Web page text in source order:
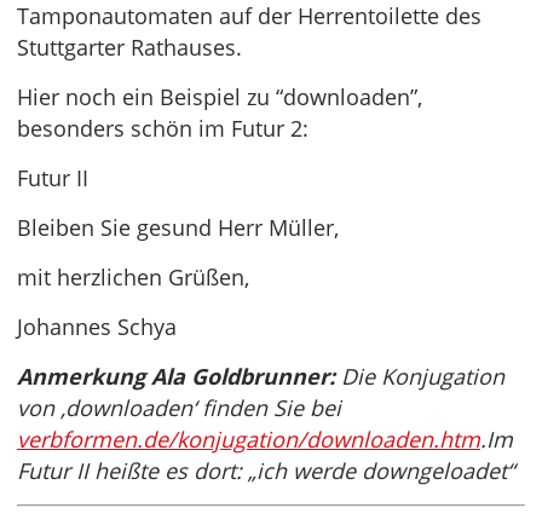
Tamponautomaten auf der Herrentoilette des
Stuttgarter Rathauses.
Hier noch ein Beispiel zu “downloaden”,
besonders schön im Futur 2:
Futur II
Bleiben Sie gesund Herr Müller,
mit herzlichen Grüßen,
Johannes Schya
Anmerkung Ala Goldbrunner:Die Konjugation
von ‚downloaden‘ finden Sie bei
verbformen.de/konjugation/downloaden.htm.Im
Futur II heißte es dort: „ich werde downgeloadet“